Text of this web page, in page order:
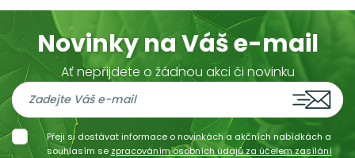
Novinky na Váš e-mail
Ať nepřijdete o žádnou akci či novinku
Přeji si dostávat informace o novinkách a akčních nabídkách a
souhlasím se zpracováním osobních údajů za účelem zasílání